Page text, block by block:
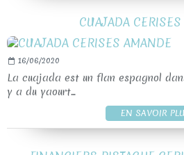
CUAJADA
16/06/2020
La cuajada est un flan espagnol
y a du yaourt...
EN SAVOIR